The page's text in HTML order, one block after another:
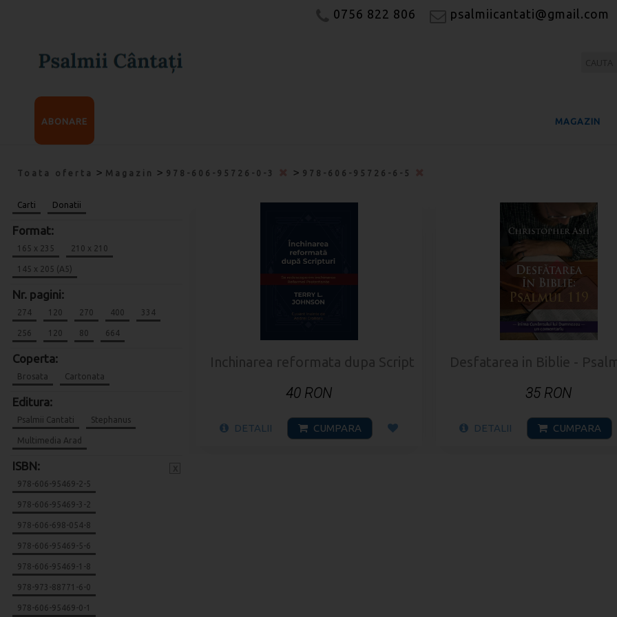
0756 822 806 psalmiicantati@gmail.com
MAGAZIN
ABONARE
Toata oferta > Magazin > 978-606-95726-0-3 > 978-606-95726-6-5
Carti Donatii
Format:
165 x 235 210 x 210
145 x 205 (A5)
Nr. pagini:
274 120 270 400 334
256 120 80 664
Coperta:
Brosata Cartonata
Editura:
Psalmii Cantati Stephanus
Multimedia Arad
ISBN:
978-606-95469-2-5
978-606-95469-3-2
978-606-698-054-8
978-606-95469-5-6
978-606-95469-1-8
978-973-88771-6-0
978-606-95469-0-1
Inchinarea reformata dupa Scripturi
40 RON
DETALII CUMPARA
Desfatarea in Biblie -
35 RON
DETALII CUMPARA